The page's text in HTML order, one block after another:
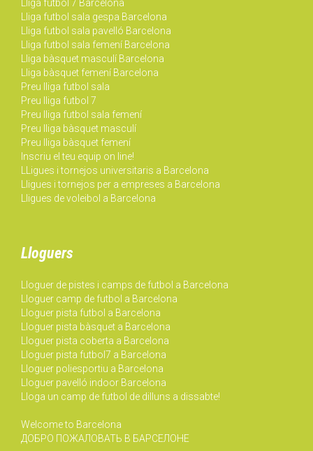
Lliga futbol 7 Barcelona
Lliga futbol sala gespa Barcelona
Lliga futbol sala pavelló Barcelona
Lliga futbol sala femení Barcelona
Lliga bàsquet masculí Barcelona
Lliga bàsquet femení Barcelona
Preu lliga futbol sala
Preu lliga futbol 7
Preu lliga futbol sala femení
Preu lliga bàsquet masculí
Preu lliga bàsquet femení
Inscriu el teu equip on line!
LLigues i tornejos universitaris a Barcelona
Lligues i tornejos per a empreses a Barcelona
Lligues de voleibol a Barcelona
Lloguers
Lloguer de pistes i camps de futbol a Barcelona
Lloguer camp de futbol a Barcelona
Lloguer pista futbol a Barcelona
Lloguer pista bàsquet a Barcelona
Lloguer pista coberta a Barcelona
Lloguer pista futbol7 a Barcelona
Lloguer poliesportiu a Barcelona
Lloguer pavelló indoor Barcelona
Lloga un camp de futbol de dilluns a dissabte!
Welcome to Barcelona
ДОБРО ПОЖАЛОВАТЬ В БАРСЕЛОНЕ